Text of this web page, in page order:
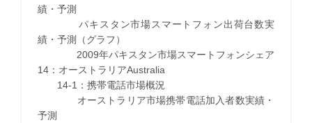
績・予測
パキスタン市場スマートフォン出荷台数実
績・予測（グラフ）
2009年パキスタン市場スマートフォンシェア
14：オーストラリアAustralia
14-1：携帯電話市場概況
オーストラリア市場携帯電話加入者数実績・
予測